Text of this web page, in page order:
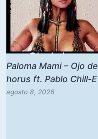
Paloma Mami – Ojo de
horus ft. Pablo Chill-E
agosto 8, 2026